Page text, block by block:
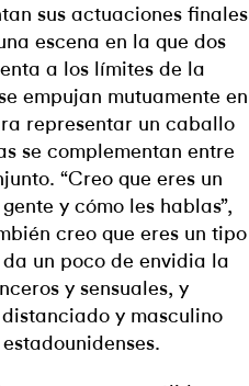
sus actuaciones finales
escena en la que dos
a los límites de la
empujan mutuamente en
representar un caballo
se complementan entre
“Creo que eres un
y cómo les hablas”,
creo que eres un tipo
un poco de envidia la
y sensuales, y
y masculino